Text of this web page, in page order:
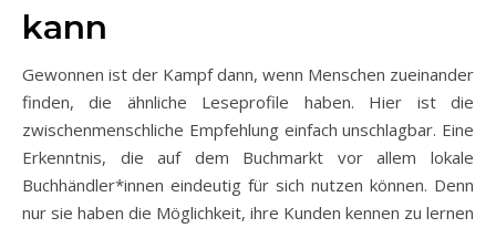
kann
Gewonnen ist der Kampf dann, wenn Menschen zueinander
finden, die ähnliche Leseprofile haben. Hier ist die
zwischenmenschliche Empfehlung einfach unschlagbar. Eine
Erkenntnis, die auf dem Buchmarkt vor allem lokale
Buchhändler*innen eindeutig für sich nutzen können. Denn
nur sie haben die Möglichkeit, ihre Kunden kennen zu lernen